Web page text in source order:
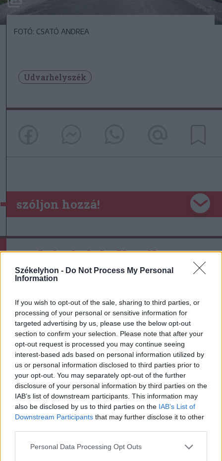
Székelyhon - Do Not Process My Personal
Information
If you wish to opt-out of the sale, sharing to third parties, or
processing of your personal or sensitive information for
targeted advertising by us, please use the below opt-out
section to confirm your selection. Please note that after your
opt-out request is processed you may continue seeing
interest-based ads based on personal information utilized by
us or personal information disclosed to third parties prior to
your opt-out. You may separately opt-out of the further
disclosure of your personal information by third parties on the
IAB’s list of downstream participants. This information may
also be disclosed by us to third parties on the IAB’s List of
Downstream Participants that may further disclose it to other
Personal Data Processing Opt Outs
FOTÓ: CSATÓ ANDREA
Udvarhelyszék
szóljon hozzá!
Ezek is érdekelhetik
Vaddisznó szaladt le a
budapesti metróba, felszállt
az egyik kocsira, majd
kilőtték – videóval
Székelyhon
Hétvégén is folytatódik a
gázolaj árának csökkenése
Székely Sport
A gól már összejött, az